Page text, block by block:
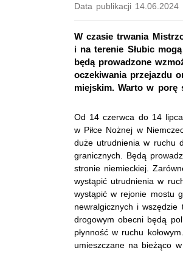
Data publikacji 14.06.2024
W czasie trwania
i na terenie Słubic
będą prowadzone
oczekiwania przejazdu
miejskim. Warto w porę
Od 14 czerwca do 14
w Piłce Nożnej w
duże utrudnienia w ruchu
granicznych. Będą
stronie niemieckiej.
wystąpić utrudnienia w
wystąpić w rejonie mostu
newralgicznych i wszędzie
drogowym obecni będą
płynność w ruchu
umieszczane na bieżąco